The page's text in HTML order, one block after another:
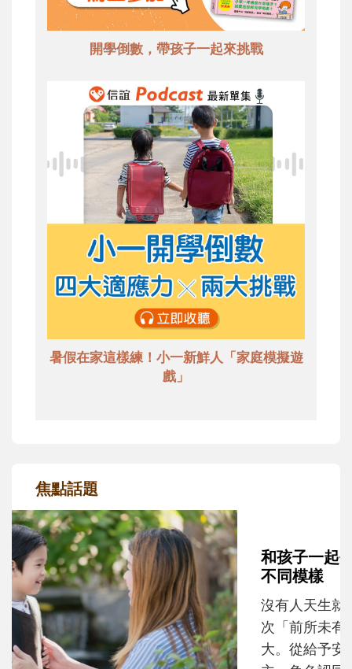
開學倒數，帶孩子一起來挑戰
暑假在家這樣練！小一新鮮人「家庭模擬遊
戲」
焦點話題